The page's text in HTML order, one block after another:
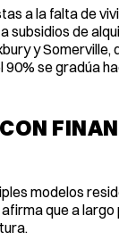
a la falta de
subsidios de
y
90% se gradúa
modelos
que a